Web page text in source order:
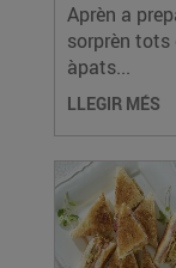
Aprèn a
sorprèn
àpats...
LLEGIR MÉS